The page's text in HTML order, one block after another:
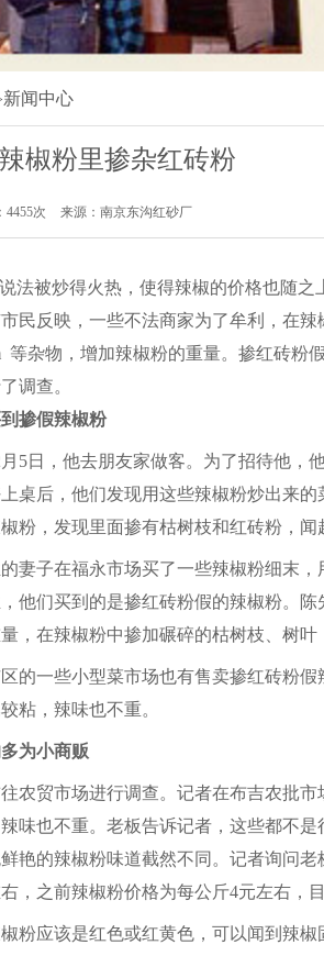
新闻中心
椒粉里掺杂红砖粉
4455次 来源：南京东沟红砂厂
法被炒得火热，使得辣椒的价格也随
民反映，一些不法商家为了牟利，在
等杂物，增加辣椒粉的重量。掺红砖粉
调查。
掺假辣椒粉
5日，他去朋友家做客。为了招待他，
桌后，他们发现用这些辣椒粉炒出来
粉，发现里面掺有枯树枝和红砖粉，闻
妻子在福永市场买了一些辣椒粉细末
他们买到的是掺红砖粉假的辣椒粉。
，在辣椒粉中掺加碾碎的枯树枝、树叶
的一些小型菜市场也有售卖掺红砖粉
粘，辣味也不重。
为小商贩
农贸市场进行调查。记者在布吉农批
味也不重。老板告诉记者，这些都不
艳的辣椒粉味道截然不同。记者询问
，之前辣椒粉价格为每公斤4元左右，目
粉应该是红色或红黄色，可以闻到辣